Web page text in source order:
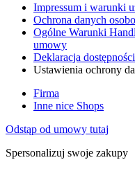
Impressum i warunki
Ochrona danych
Ogólne Warunki
umowy
Deklaracja dostępności
Ustawienia ochrony
Firma
Inne nice Shops
Odstąp od umowy tutaj
Spersonalizuj swoje zakupy